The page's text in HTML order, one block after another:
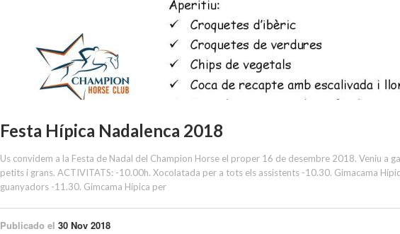
Festa Hípica Nadalenca 2018
Us convidem a la Festa de Nadal del Champion Horse el proper 16 de desembre 2018. Veniu a
petits i grans. ACTIVITATS: -10.00h. Xocolatada per a tots els assistents -10.30. Gimacama
guanyadors -11.30. Gimcama Hípica per
Publicado el 30 Nov 2018